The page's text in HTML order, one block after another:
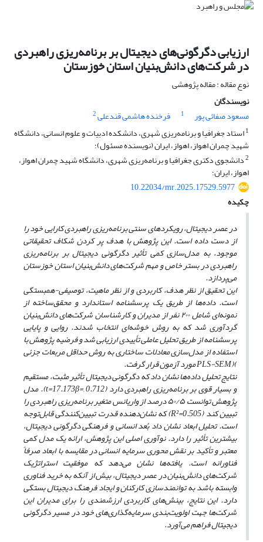
ارزیابی دگرگونی‌های دیجیتال بر برنامه‌ریزی راهبردی
در شرکت‌های دانش‌بنیان استان خوزستان
نوع مقاله : مقاله پژوهشی
نویسندگان
مسعود صفائی پور
1 فرخنده هاشمی قندعلی2
1استاد جغرافیا و برنامه‌ریزی شهری، دانشکده ادبیات و علوم انسانی، دانشگاه
شهید چمران اهواز، اهواز، ایران (نویسنده مسئول)؛
2دانشجوی دکتری جغرافیا و برنامه‌ریزی شهری، دانشگاه شهید چمران اهواز،
اهواز، ایران؛
10.22034/mr.2025.17529.5977
چکیده
در عصر دیجیتال، رویکردهای سنتی برنامه‌ریزی راهبردی کارایی خود را
از دست داده است. این پژوهش با هدف پر کردن شکاف تحقیقاتی
موجود، به مدل‌سازی کمی تأثیر دگرگونی دیجیتال بر برنامه‌ریزی
راهبردی در بستر خاص و مهم شرکت‌های دانش‌بنیان استان خوزستان
می‌پردازد.
این تحقیق از نظر هدف، کاربردی و از نظر ماهیت، توصیفی-همبستگی
است. داده‌ها از طریق یک پرسشنامه استاندارد و محقق‌ساخته از
نمونه‌ای شامل۲۰۰نفر از مدیران و کارشناسان شرکت‌های دانش‌بنیان
گردآوری شد که به روش خوشه‌ای انتخاب شدند. روایی و پایایی
پرسشنامه از طریق تحلیل عاملی تأییدی ارزیابی شد و فرضیه پژوهش با
استفاده از مدل‌سازی معادلات ساختاری به روش حداقل مربعات جزئی
(
PLS-SEM)مورد آزمون قرار گرفت.
نتایج تحلیل داده‌ها نشان داد که دگرگونی دیجیتال تأثیر مثبت، مستقیم
و بسیار قوی بر برنامه‌ریزی راهبردی دارد (0.712 ,
β=
17.173
t=
).مدل
پژوهش توانست۵۰/۵درصد از واریانس متغیر برنامه‌ریزی راهبردی را
تبیین کند (0.505 R²=
)که نشان‌دهنده قدرت تبیین‌کنندگی قابل‌توجه
است. تحلیل ابعاد نشان داد بُعد انسانی و فرهنگی دگرگونی دیجیتال،
بیشترین تأثیر را دارد. نوآوری اصلی این پژوهش، ارائه یک مدل کمی
معتبر و تأکید بر نقش محوری سرمایه انسانی در مقایسه با ابعاد صرفاً
فناورانه است. یافته‌ها نشان می‌دهد که موفقیت استراتژیک
شرکت‌های دانش‌بنیان در عصر دیجیتال، بیش از آنکه به خرید فناوری
وابسته باشد به توانمندسازی کارکنان و ایجاد فرهنگ دیجیتال بستگی
دارد. این نتایج، بینش‌های کاربردی ارزشمندی را برای مدیران این
شرکت‌ها جهت اولویت‌بندی سرمایه‌گذاری‌های خود در مسیر دگرگونی
دیجیتال فراهم می‌آورد.